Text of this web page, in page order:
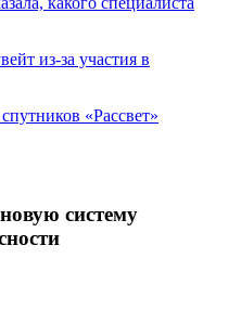
из-за участия в
«Рассвет»
систему